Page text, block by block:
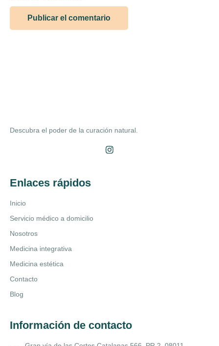
Descubra el poder de la curación natural.
Enlaces rápidos
Inicio
Servicio médico a domicilio
Nosotros
Medicina integrativa
Medicina estética
Contacto
Blog
Información de contacto